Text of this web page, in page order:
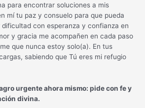
para encontrar soluciones a mis
mí tu paz y consuelo para que pueda
con esperanza y confianza en
y gracia me acompañen en cada paso
que nunca estoy solo(a). En tus
sabiendo que Tú eres mi refugio
urgente ahora mismo: pide con fe y
divina.